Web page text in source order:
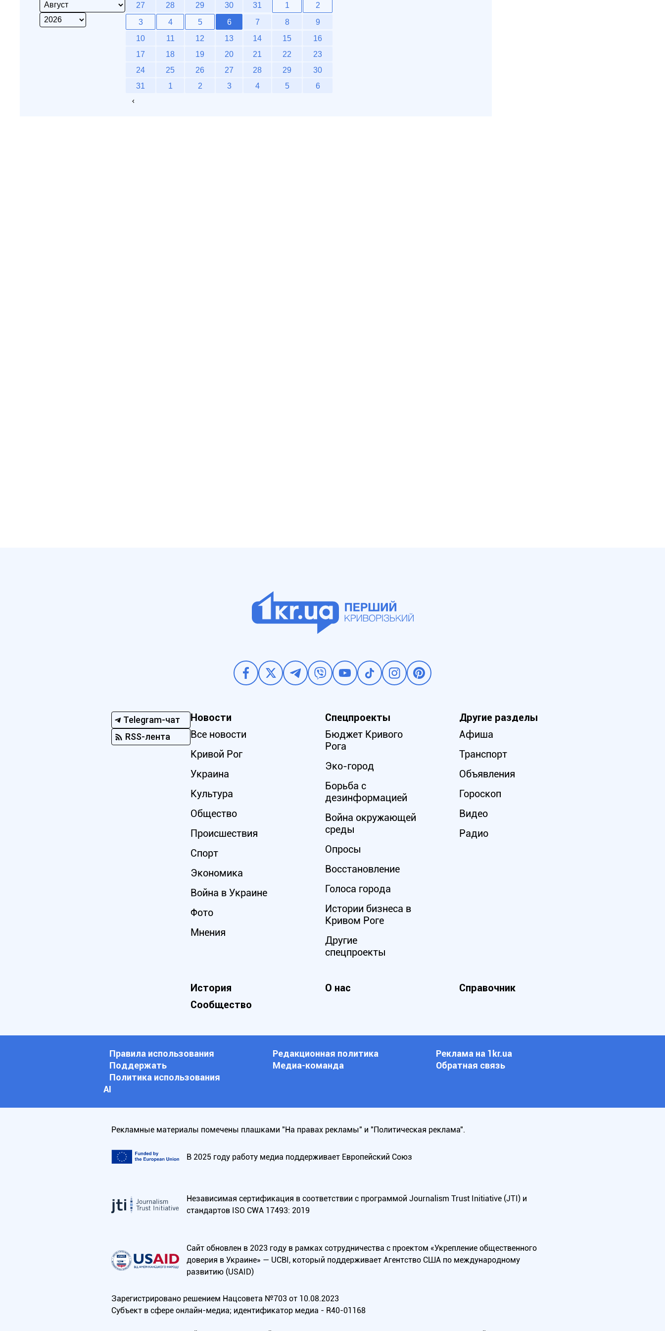
27 28 29 30 31 1
2
3
4 5 6 7 8
9
10
11 12 13 14 15
16
17
18 19 20 21 22
23
24
25 26 27 28 29
30
31
1 2 3 4 5 6
Telegram-чат
RSS-лента
Новости
Все новости
Кривой Рог
Украина
Культура
Общество
Происшествия
Спорт
Экономика
Война в Украине
Фото
Мнения
Спецпроекты
Бюджет Кривого
Рога
Эко-город
Борьба с
дезинформацией
Война окружающей
среды
Опросы
Восстановление
Голоса города
Истории бизнеса в
Кривом Роге
Другие
спецпроекты
Другие разделы
Афиша
Транспорт
Объявления
Гороскоп
Видео
Радио
История О нас
Справочник
Сообщество
Правила использования Редакционная политика
Реклама на 1kr.ua
Поддержать
Медиа-команда
Обратная связь
Политика использования
АI
Рекламные материалы помечены плашками "На правах рекламы" и "Политическая реклама".
В 2025 году работу медиа поддерживает Европейский Союз
Независимая сертификация в соответствии с программой Journalism Trust Initiative (JTI) и
стандартов ISO CWA 17493: 2019
Сайт обновлен в 2023 году в рамках сотрудничества с проектом «Укрепление общественного
доверия в Украине» — UCBI, который поддерживает Агентство США по международному
развитию (USAID)
Зарегистрировано решением Нацсовета №703 от 10.08.2023
Субъект в сфере онлайн-медиа; идентификатор медиа - R40-01168